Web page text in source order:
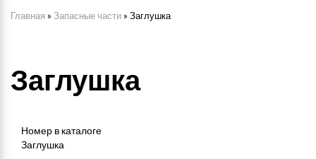
Главная » Запасные части » Заглушка
Заглушка
Номер в каталоге
Заглушка